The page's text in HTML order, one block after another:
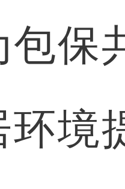
包保
环境